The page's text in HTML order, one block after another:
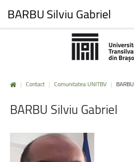
| Contact | Comunitatea UNITBV |
BARBU Silviu Gabriel
BARBU Silviu Gabriel